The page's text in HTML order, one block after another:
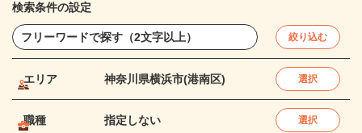
検索条件の設定
絞り込む
エリア 神奈川県横浜市(港南区) 選択
職種 指定しない 選択